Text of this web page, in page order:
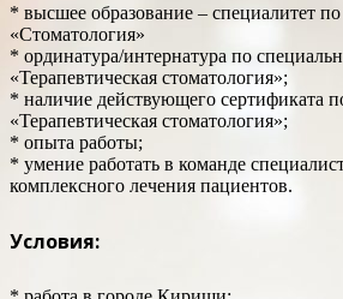
* высшее образование – специалитет
«Стоматология»
* ординатура/интернатура по
«Терапевтическая стоматология»;
* наличие действующего сертификата
«Терапевтическая стоматология»;
* опыта работы;
* умение работать в команде
комплексного лечения пациентов.
Условия: